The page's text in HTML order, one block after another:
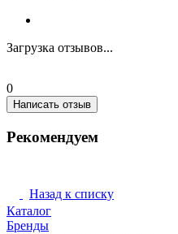
Загрузка отзывов...
0
Написать отзыв
Рекомендуем
Назад к списку
Каталог
Бренды